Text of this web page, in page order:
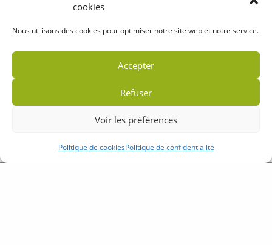
cookies
Nous utilisons des cookies pour optimiser notre site web et notre service.
Accepter
Refuser
Voir les préférences
Politique de cookiesPolitique de confidentialité